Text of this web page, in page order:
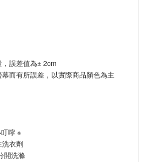
誤差值為± 2cm
而有所誤差，以實際商品顏色為主
嚀 ※
衣劑
開洗滌